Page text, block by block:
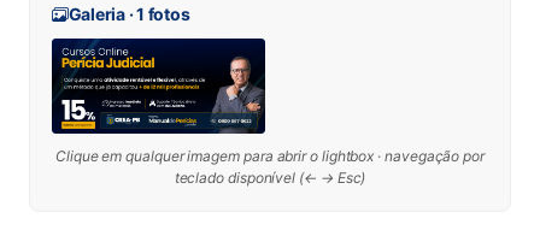
Galeria · 1 fotos
Clique em qualquer imagem para abrir o lightbox · navegação por
teclado disponível (← → Esc)